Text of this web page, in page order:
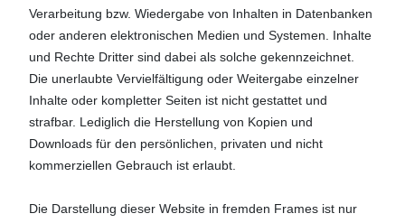
Verarbeitung bzw. Wiedergabe von Inhalten in Datenbanken
oder anderen elektronischen Medien und Systemen. Inhalte
und Rechte Dritter sind dabei als solche gekennzeichnet.
Die unerlaubte Vervielfältigung oder Weitergabe einzelner
Inhalte oder kompletter Seiten ist nicht gestattet und
strafbar. Lediglich die Herstellung von Kopien und
Downloads für den persönlichen, privaten und nicht
kommerziellen Gebrauch ist erlaubt.
Die Darstellung dieser Website in fremden Frames ist nur